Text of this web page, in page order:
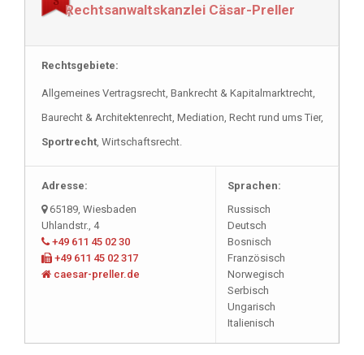
Rechtsanwalt Italienisch
Rechtsanwaltskanzlei Cäsar-Preller
Rechtsgebiete:
Allgemeines Vertragsrecht, Bankrecht & Kapitalmarktrecht,
Baurecht & Architektenrecht, Mediation, Recht rund ums Tier,
Sportrecht , Wirtschaftsrecht.
Adresse:
65189, Wiesbaden
Uhlandstr., 4
+49 611 45 02 30
+49 611 45 02 317
caesar-preller.de
Sprachen:
Russisch
Deutsch
Bosnisch
Französisch
Norwegisch
Serbisch
Ungarisch
Italienisch